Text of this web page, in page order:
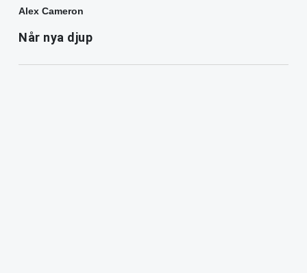
Alex Cameron
Når nya djup